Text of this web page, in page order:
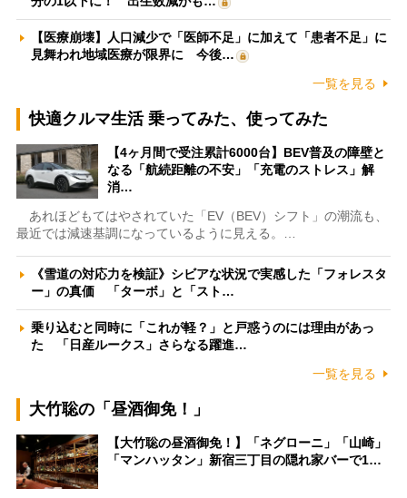
【医療崩壊】人口減少で「医師不足」に加えて「患者不足」に
見舞われ地域医療が限界に 今後…
一覧を見る
快適クルマ生活 乗ってみた、使ってみた
【4ヶ月間で受注累計6000台】BEV普及の障壁と
なる「航続距離の不安」「充電のストレス」解
消…
あれほどもてはやされていた「EV（BEV）シフト」の潮流も、
最近では減速基調になっているように見える。…
《雪道の対応力を検証》シビアな状況で実感した「フォレスタ
ー」の真価 「ターボ」と「スト…
乗り込むと同時に「これが軽？」と戸惑うのには理由があっ
た 「日産ルークス」さらなる躍進…
一覧を見る
大竹聡の「昼酒御免！」
【大竹聡の昼酒御免！】「ネグローニ」「山崎」
「マンハッタン」新宿三丁目の隠れ家バーで1…